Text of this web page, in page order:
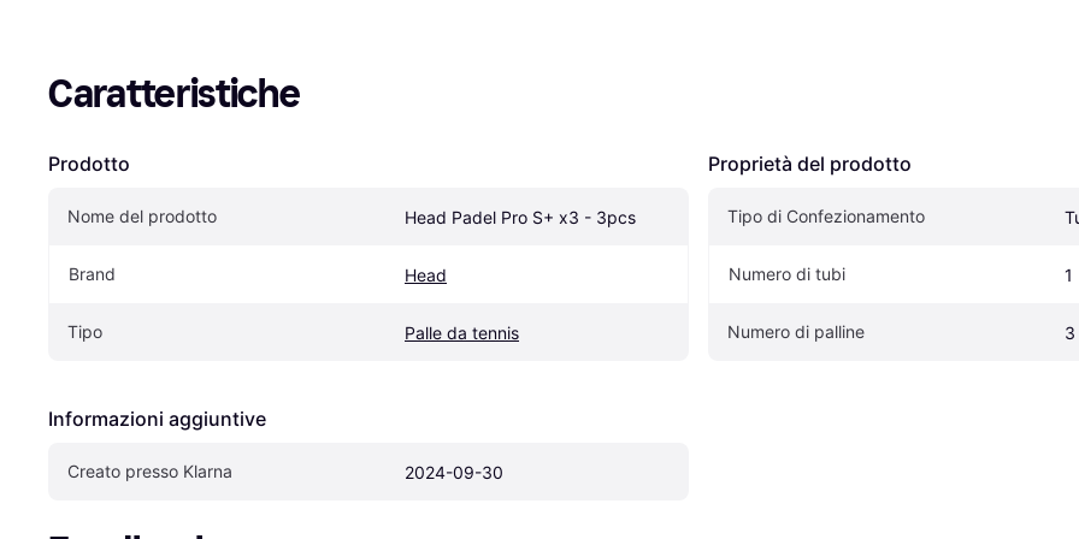
Caratteristiche
Prodotto
Nome del prodotto Head Padel Pro S+ x3 - 3pcs
Brand Head
Tipo Palle da tennis
Informazioni aggiuntive
Creato presso Klarna 2024-09-30
Proprietà del prodotto
Tipo di Confezionamento
Numero di tubi 1
Numero di palline 3